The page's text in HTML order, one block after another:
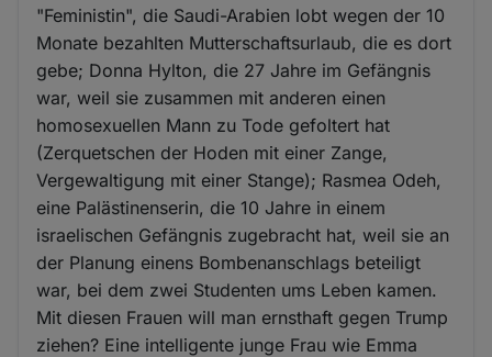
"Feministin", die Saudi-Arabien lobt wegen der 10
Monate bezahlten Mutterschaftsurlaub, die es dort
gebe; Donna Hylton, die 27 Jahre im Gefängnis
war, weil sie zusammen mit anderen einen
homosexuellen Mann zu Tode gefoltert hat
(Zerquetschen der Hoden mit einer Zange,
Vergewaltigung mit einer Stange); Rasmea Odeh,
eine Palästinenserin, die 10 Jahre in einem
israelischen Gefängnis zugebracht hat, weil sie an
der Planung einens Bombenanschlags beteiligt
war, bei dem zwei Studenten ums Leben kamen.
Mit diesen Frauen will man ernsthaft gegen Trump
ziehen? Eine intelligente junge Frau wie Emma